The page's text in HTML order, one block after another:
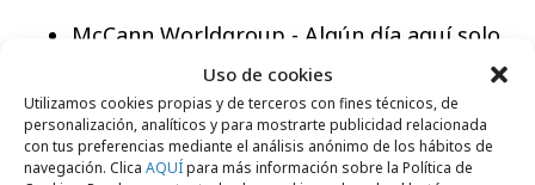
Uso de cookies
Utilizamos cookies propias y de terceros con fines técnicos, de
personalización, analíticos y para mostrarte publicidad relacionada
con tus preferencias mediante el análisis anónimo de los hábitos de
navegación. Clica AQUÍpara más información sobre la Política de
McCann Worldgroup - Algún día aquí solo
veremos deporte – Caixabank. Colaboran:
McCann Worldgroup (MRM) y McCann
Worldgroup (CRAFT).
Sra Rushmore - Campaña de Navidad